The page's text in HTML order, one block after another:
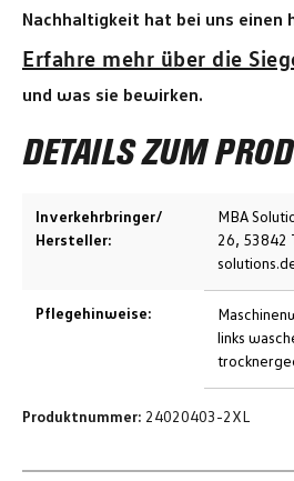
Nachhaltigkeit hat bei uns einen
Erfahre mehr über die
und was sie bewirken.
DETAILS ZUM
Inverkehrbringer/
Hersteller:
MBA
26, 53842
Pflegehinweise:
links
Produktnummer: 24020403-2XL